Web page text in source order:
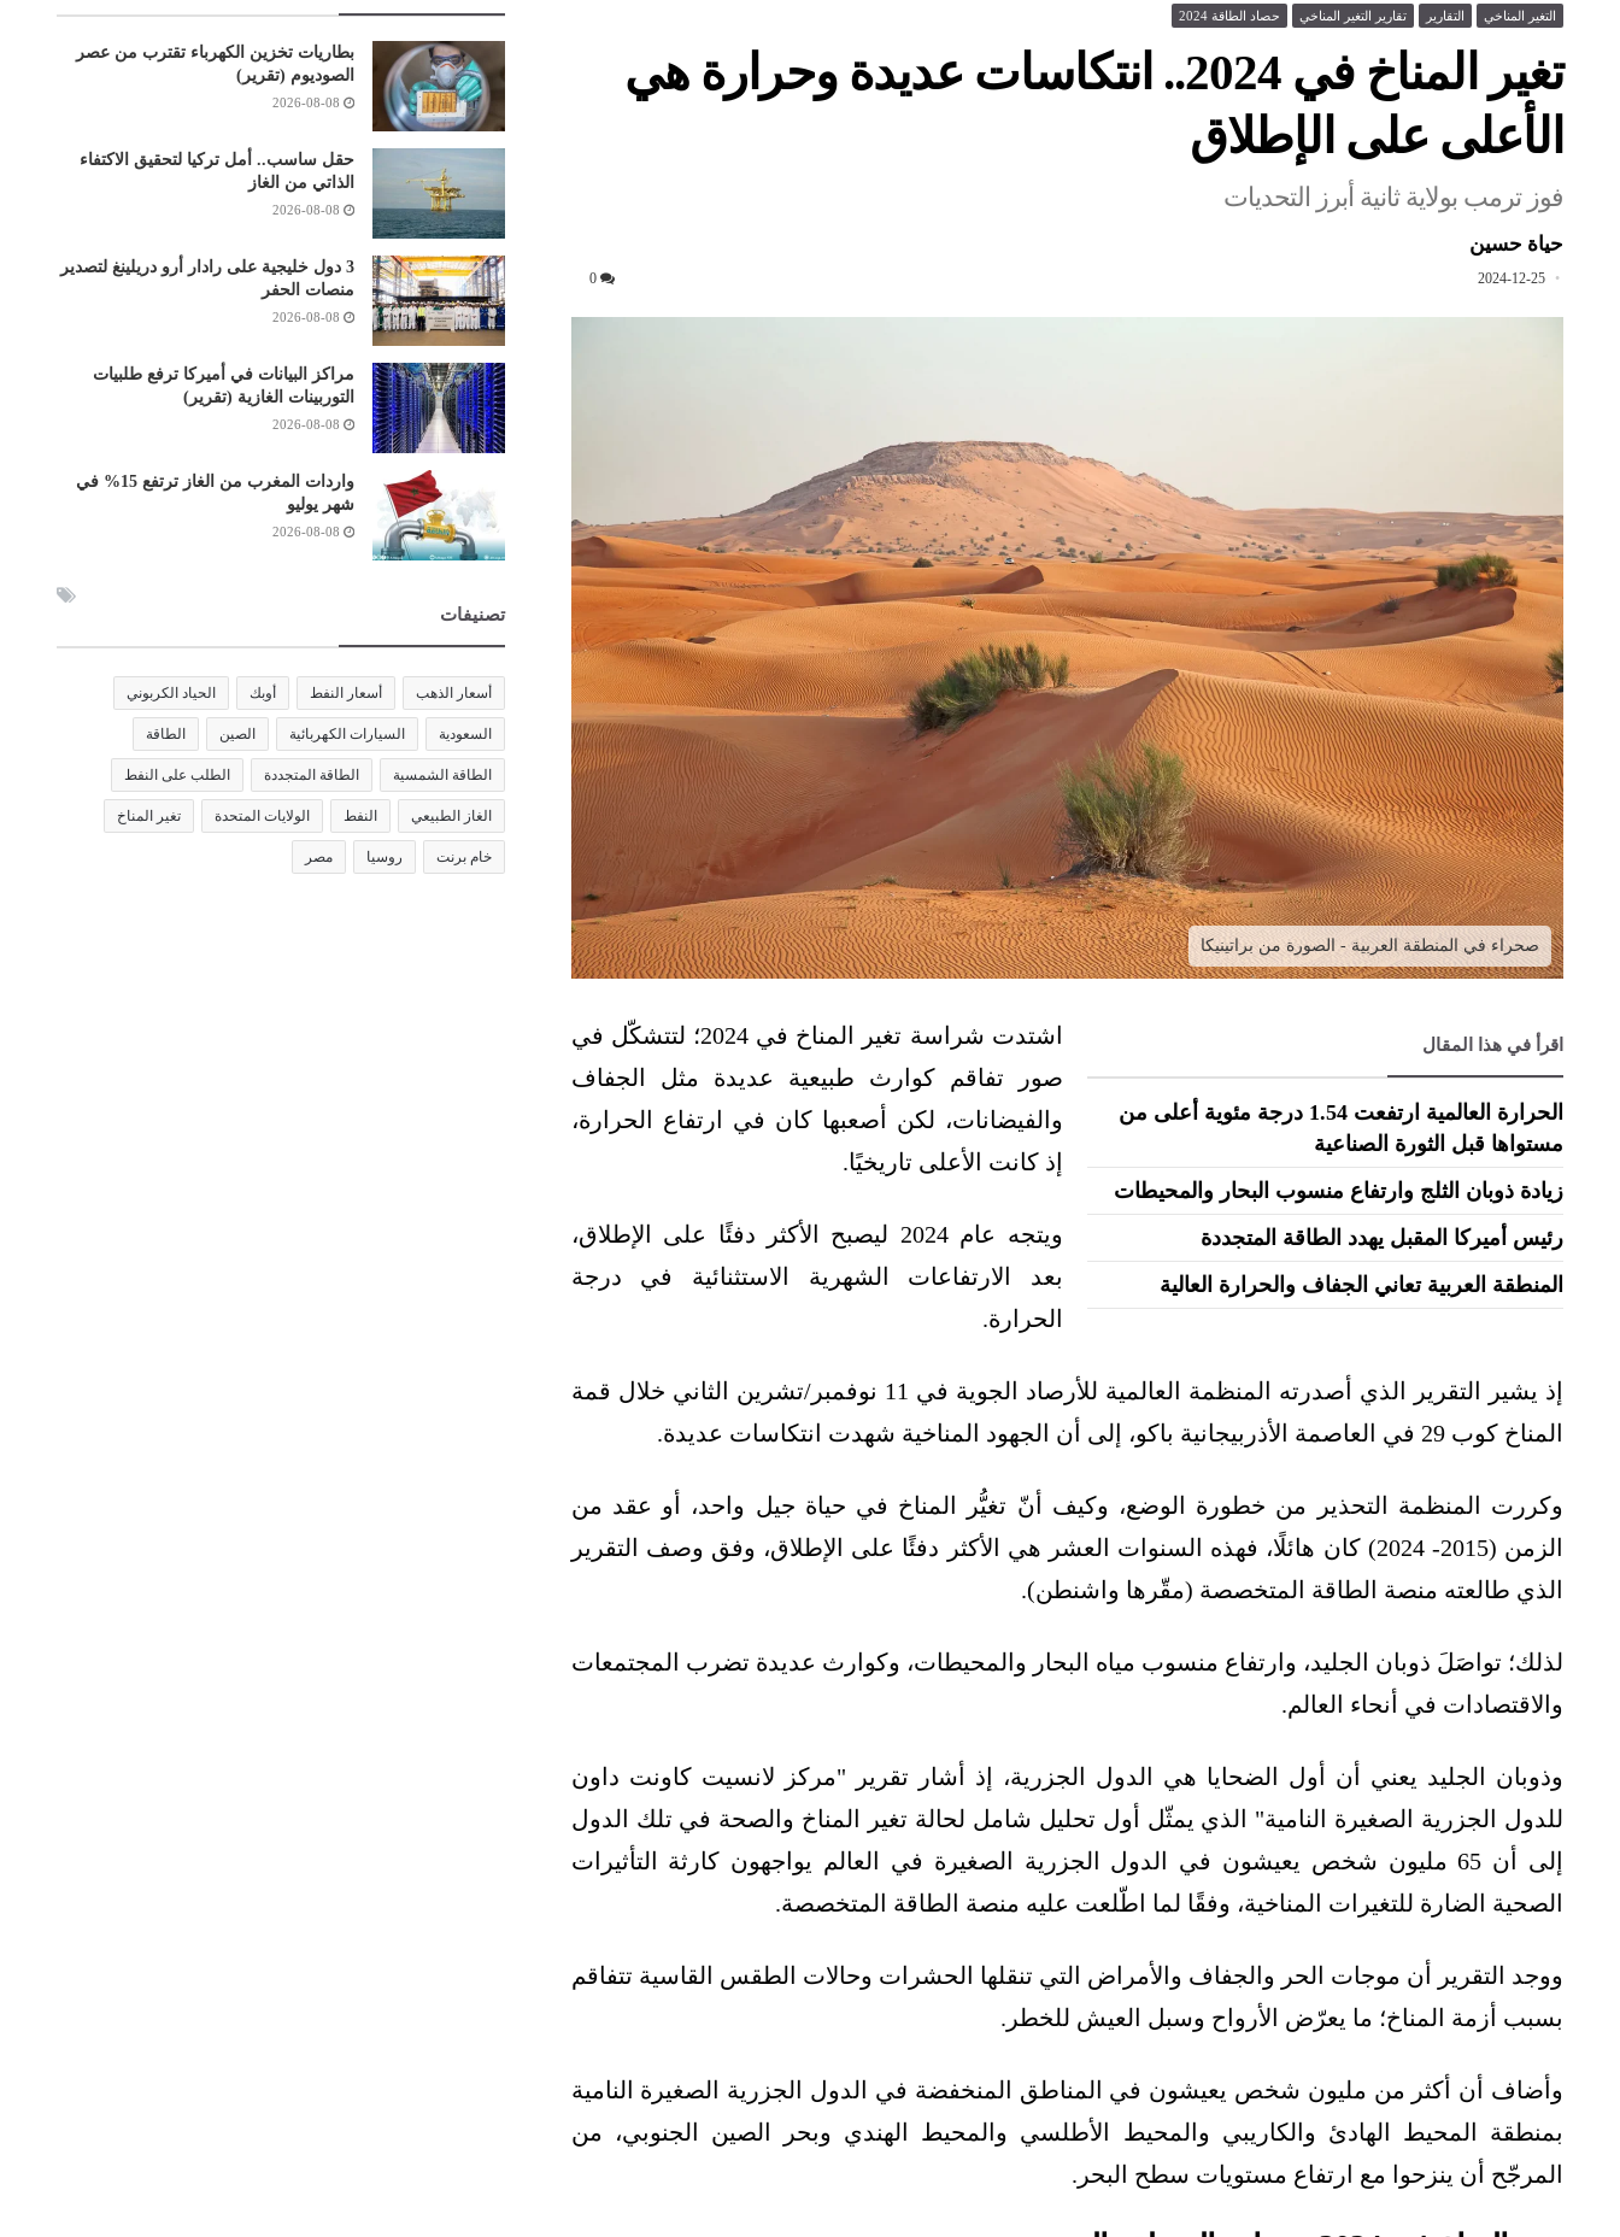
التغير المناخي التقارير تقارير التغير المناخي حصاد الطاقة 2024
تغير المناخ في 2024.. انتكاسات عديدة وحرارة هي
الأعلى على الإطلاق
فوز ترمب بولاية ثانية أبرز التحديات
حياة حسين
2024-12-25
0
صحراء في المنطقة العربية - الصورة من براتينيكا
اقرأ في هذا المقال
الحرارة العالمية ارتفعت 1.54 درجة مئوية أعلى من
مستواها قبل الثورة الصناعية
زيادة ذوبان الثلج وارتفاع منسوب البحار والمحيطات
رئيس أميركا المقبل يهدد الطاقة المتجددة
المنطقة العربية تعاني الجفاف والحرارة العالية
اشتدت شراسة تغير المناخ في 2024؛ لتتشكّل في
صور تفاقم كوارث طبيعية عديدة مثل الجفاف
والفيضانات، لكن أصعبها كان في ارتفاع الحرارة،
إذ كانت الأعلى تاريخيًا.
ويتجه عام 2024 ليصبح الأكثر دفئًا على الإطلاق،
بعد الارتفاعات الشهرية الاستثنائية في درجة
الحرارة.
إذ يشير التقرير الذي أصدرته المنظمة العالمية للأرصاد الجوية في 11 نوفمبر/تشرين الثاني خلال قمة
المناخ كوب 29 في العاصمة الأذربيجانية باكو، إلى أن الجهود المناخية شهدت انتكاسات عديدة.
وكررت المنظمة التحذير من خطورة الوضع، وكيف أنّ تغيُّر المناخ في حياة جيل واحد، أو عقد من
الزمن (2015- 2024) كان هائلًا، فهذه السنوات العشر هي الأكثر دفئًا على الإطلاق، وفق وصف التقرير
الذي طالعته منصة الطاقة المتخصصة (مقّرها واشنطن).
لذلك؛ تواصَلَ ذوبان الجليد، وارتفاع منسوب مياه البحار والمحيطات، وكوارث عديدة تضرب المجتمعات
والاقتصادات في أنحاء العالم.
وذوبان الجليد يعني أن أول الضحايا هي الدول الجزرية، إذ أشار تقرير "مركز لانسيت كاونت داون
للدول الجزرية الصغيرة النامية" الذي يمثّل أول تحليل شامل لحالة تغير المناخ والصحة في تلك الدول
إلى أن 65 مليون شخص يعيشون في الدول الجزرية الصغيرة في العالم يواجهون كارثة التأثيرات
الصحية الضارة للتغيرات المناخية، وفقًا لما اطّلعت عليه منصة الطاقة المتخصصة.
ووجد التقرير أن موجات الحر والجفاف والأمراض التي تنقلها الحشرات وحالات الطقس القاسية تتفاقم
بسبب أزمة المناخ؛ ما يعرّض الأرواح وسبل العيش للخطر.
وأضاف أن أكثر من مليون شخص يعيشون في المناطق المنخفضة في الدول الجزرية الصغيرة النامية
بمنطقة المحيط الهادئ والكاريبي والمحيط الأطلسي والمحيط الهندي وبحر الصين الجنوبي، من
المرجّح أن ينزحوا مع ارتفاع مستويات سطح البحر.
بطاريات تخزين الكهرباء تقترب من عصر
الصوديوم (تقرير)
2026-08-08
حقل ساسب.. أمل تركيا لتحقيق الاكتفاء
الذاتي من الغاز
2026-08-08
3 دول خليجية على رادار أرو دريلينغ لتصدير
منصات الحفر
2026-08-08
مراكز البيانات في أميركا ترفع طلبيات
التوربينات الغازية (تقرير)
2026-08-08
واردات المغرب من الغاز ترتفع 15% في
شهر يوليو
2026-08-08
تصنيفات
أسعار الذهب أسعار النفط أوبك الحياد الكربوني
السعودية السيارات الكهربائية الصين الطاقة
الطاقة الشمسية الطاقة المتجددة الطلب على النفط
الغاز الطبيعي النفط الولايات المتحدة تغير المناخ
خام برنت روسيا مصر